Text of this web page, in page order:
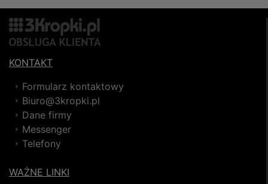
KONTAKT
Formularz kontaktowy
Biuro@3kropki.pl
Dane firmy
Messenger
Telefony
WAŻNE LINKI